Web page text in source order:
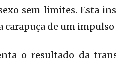
sem limites. Esta
carapuça de um
o resultado da